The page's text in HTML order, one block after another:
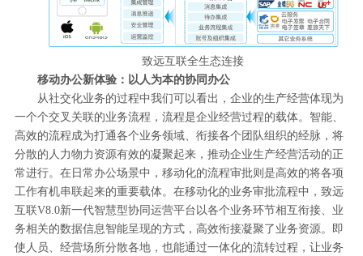
致远互联全生态连接
移动办公新体验：以人为本的协同办公
从社交化业务的过程中我们可以看出，企业的生产经营体现为
一个个交叉关联的业务流程，流程是企业经营过程的载体。智能、
高效的流程成为打通各个业务领域、衔接各个团队组织的经脉，将
分散的人力物力资源有效的凝聚起来，推动企业生产经营活动的正
常进行。在日常办公场景中，移动化的流程审批则是高效的将各项
工作有机串联起来的重要载体。在移动化的业务审批流程中，致远
互联V8.0新一代智慧型协同运营平台以各个业务环节相互衔接、业
务相关的数据信息智能呈现的方式，高效衔接凝聚了业务资源。即
使人员、经营场所分散各地，也能通过一体化的流转过程，让业务